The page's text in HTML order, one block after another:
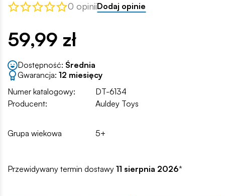
0 opiniiDodaj opinie
59,99 zł
Dostępność: Średnia
Gwarancja: 12 miesięcy
Numer katalogowy:
DT-6134
Producent:
Auldey Toys
Grupa wiekowa 5+
Przewidywany termin dostawy 11 sierpnia 2026*